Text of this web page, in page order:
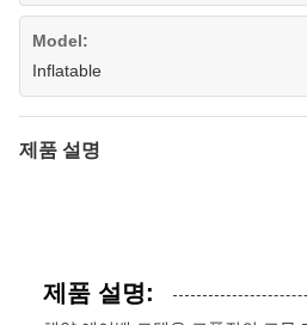
Model:
Inflatable
제품 설명
제품 설명: